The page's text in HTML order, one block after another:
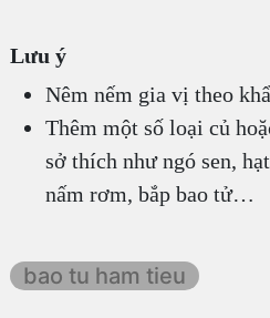
Lưu ý
Nêm nếm gia vị theo
Thêm một số loại củ
sở thích như ngó sen,
nấm rơm, bắp bao tử…
bao tu ham tieu